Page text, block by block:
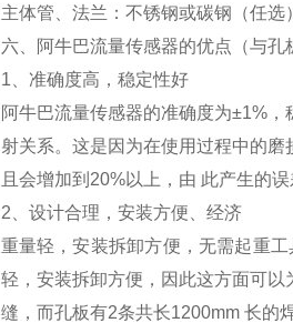
主体管、法兰：不锈钢或碳钢（任选
六、阿牛巴流量传感器的优点（与孔
1、准确度高，稳定性好
阿牛巴流量传感器的准确度为±1%
射关系。这是因为在使用过程中的
且会增加到20%以上，由 此产生的
2、设计合理，安装方便、经济
重量轻，安装拆卸方便，无需起重
轻，安装拆卸方便，因此这方面可
缝，而孔板有2条共长1200mm 长的